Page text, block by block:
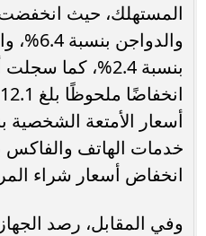
المستهلك، حيث انخفضت
بنسبة 2.4%، كما
انخفاض أسعار شراء
وفي المقابل، رصد